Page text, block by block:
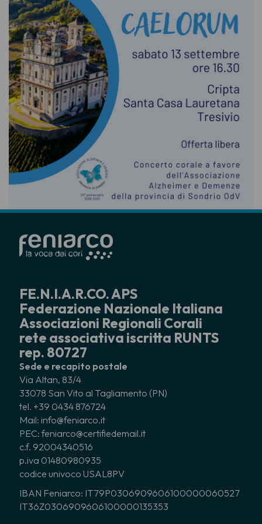
FE.N.I.A.R.CO. APS
Federazione Nazionale Italiana
Associazioni Regionali Corali
rete associativa iscritta RUNTS
rep. 80727
Sede e recapito postale
Via Altan, 83/4
33078 San Vito al Tagliamento (PN)
tel. +39 0434 876724
Mail: info@feniarco.it
PEC: feniarco@certifiedemail.it
c.f. 92004340516
p.iva 01480980935
codice univoco USAL8PV
IBAN Feniarco: IT79P0306909606100000060527
IT36Z0306909606100000135353